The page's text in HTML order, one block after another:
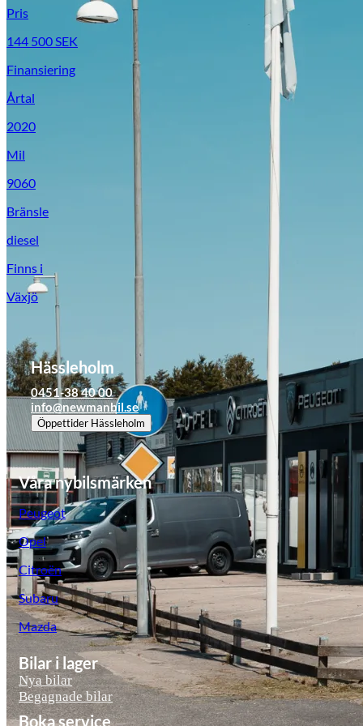
Pris
144 500 SEK
Finansiering
Årtal
2020
Mil
9060
Bränsle
diesel
Finns i
Växjö
Hässleholm
0451-38 40 00
info@newmanbil.se
Öppettider Hässleholm
Våra nybilsmärken
Peugeot
Opel
Citroën
Subaru
Mazda
Bilar i lager
Nya bilar
Begagnade bilar
Boka service